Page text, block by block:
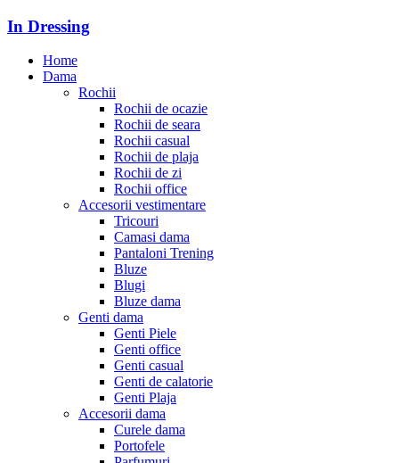
In Dressing
Home
Dama
Rochii
Rochii de ocazie
Rochii de seara
Rochii casual
Rochii de plaja
Rochii de zi
Rochii office
Accesorii vestimentare
Tricouri
Camasi dama
Pantaloni Trening
Bluze
Blugi
Bluze dama
Genti dama
Genti Piele
Genti office
Genti casual
Genti de calatorie
Genti Plaja
Accesorii dama
Curele dama
Portofele